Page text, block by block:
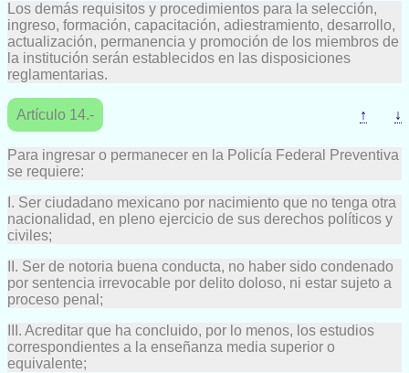
Los demás requisitos y procedimientos para la selección,
ingreso, formación, capacitación, adiestramiento, desarrollo,
actualización, permanencia y promoción de los miembros de
la institución serán establecidos en las disposiciones
reglamentarias.
Artículo 14.- ↑ ↓
Para ingresar o permanecer en la Policía Federal Preventiva
se requiere:
I. Ser ciudadano mexicano por nacimiento que no tenga otra
nacionalidad, en pleno ejercicio de sus derechos políticos y
civiles;
II. Ser de notoria buena conducta, no haber sido condenado
por sentencia irrevocable por delito doloso, ni estar sujeto a
proceso penal;
III. Acreditar que ha concluido, por lo menos, los estudios
correspondientes a la enseñanza media superior o
equivalente;